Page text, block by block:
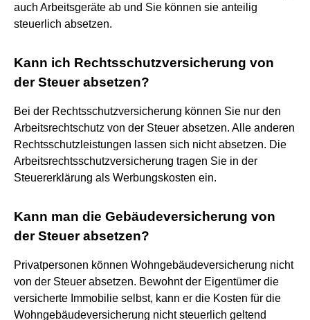
auch Arbeitsgeräte ab und Sie können sie anteilig
steuerlich absetzen.
Kann ich Rechtsschutzversicherung von
der Steuer absetzen?
Bei der Rechtsschutzversicherung können Sie nur den
Arbeitsrechtschutz von der Steuer absetzen. Alle anderen
Rechtsschutzleistungen lassen sich nicht absetzen. Die
Arbeitsrechtsschutzversicherung tragen Sie in der
Steuererklärung als Werbungskosten ein.
Kann man die Gebäudeversicherung von
der Steuer absetzen?
Privatpersonen können Wohngebäudeversicherung nicht
von der Steuer absetzen. Bewohnt der Eigentümer die
versicherte Immobilie selbst, kann er die Kosten für die
Wohngebäudeversicherung nicht steuerlich geltend